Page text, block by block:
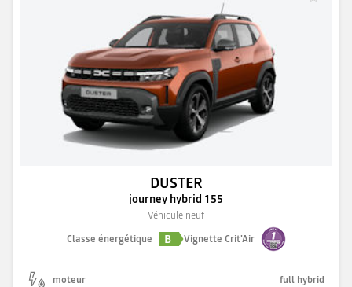
DUSTER
journey hybrid 155
Véhicule neuf
Classe énergétique
B Vignette Crit'Air
moteur full hybrid